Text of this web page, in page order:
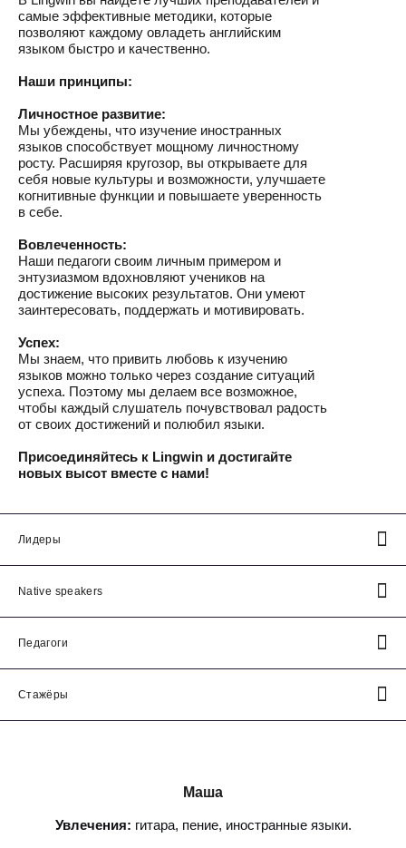
самые эффективные методики, которые
позволяют каждому овладеть английским
языком быстро и качественно.
Наши принципы:
Личностное развитие:
Мы убеждены, что изучение иностранных
языков способствует мощному личностному
росту. Расширяя кругозор, вы открываете для
себя новые культуры и возможности, улучшаете
когнитивные функции и повышаете уверенность
в себе.
Вовлеченность:
Наши педагоги своим личным примером и
энтузиазмом вдохновляют учеников на
достижение высоких результатов. Они умеют
заинтересовать, поддержать и мотивировать.
Успех:
Мы знаем, что привить любовь к изучению
языков можно только через создание ситуаций
успеха. Поэтому мы делаем все возможное,
чтобы каждый слушатель почувствовал радость
от своих достижений и полюбил языки.
Присоединяйтесь к Lingwin и достигайте
новых высот вместе с нами!
Лидеры
Native speakers
Педагоги
Стажёры
Маша
Увлечения: гитара, пение, иностранные языки.